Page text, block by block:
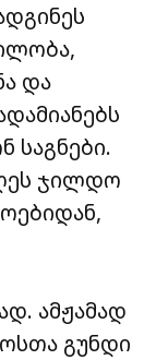
და
საგნები.
ჯილდო
ამჟამად
გუნდი